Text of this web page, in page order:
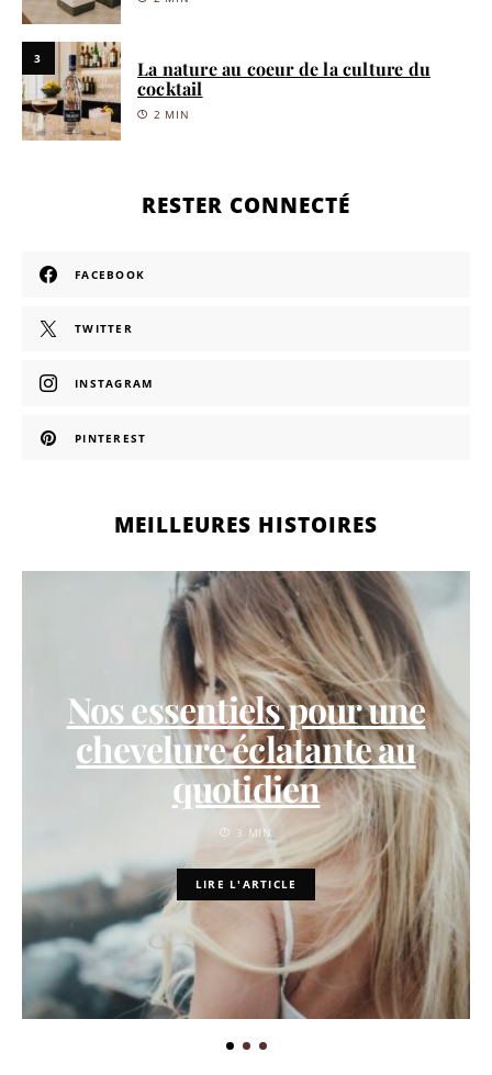
3
La nature au coeur de la culture du
cocktail
2 MIN
RESTER CONNECTÉ
FACEBOOK
TWITTER
INSTAGRAM
PINTEREST
MEILLEURES HISTOIRES
Nos essentiels pour une
chevelure éclatante au
quotidien
3 MIN
LIRE L'ARTICLE